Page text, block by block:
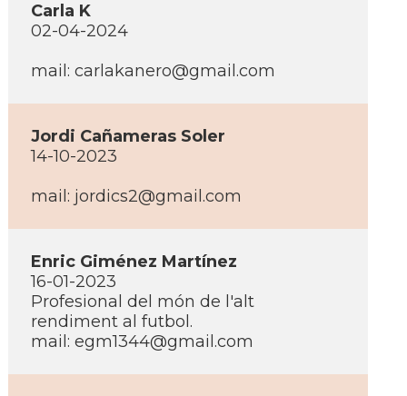
Carla K
02-04-2024
mail: carlakanero@gmail.com
Jordi Cañameras Soler
14-10-2023
mail: jordics2@gmail.com
Enric Giménez Martí­nez
16-01-2023
Profesional del món de l'alt
rendiment al futbol.
mail: egm1344@gmail.com